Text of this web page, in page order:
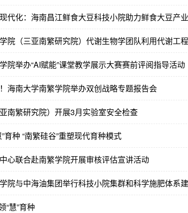
代化：海南昌江鲜食大豆科技小院助力鲜食大豆产
院（三亚南繁研究院）代谢生物学团队利用代谢工
院举办“AI赋能”课堂教学展示大赛赛前评阅指导活动
海南大学南繁学院举办双创战略专题报告会
南繁研究院）开展3月实验室安全检查
育种 “南繁硅谷”重塑现代育种模式
心联合赴南繁学院开展审核评估宣讲活动
院与中海油集团举行科技小院集群和科学施肥体系
“慧”育种